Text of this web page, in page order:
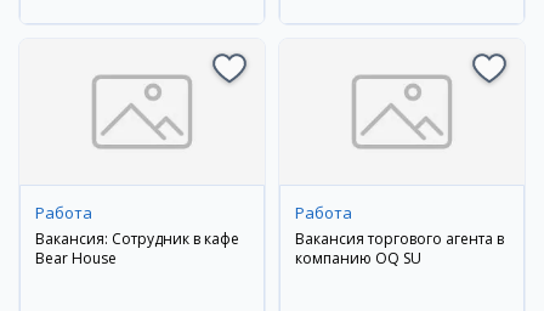
Работа
Вакансия: Сотрудник в кафе
Bear House
Работа
Вакансия торгового агента в
компанию OQ SU